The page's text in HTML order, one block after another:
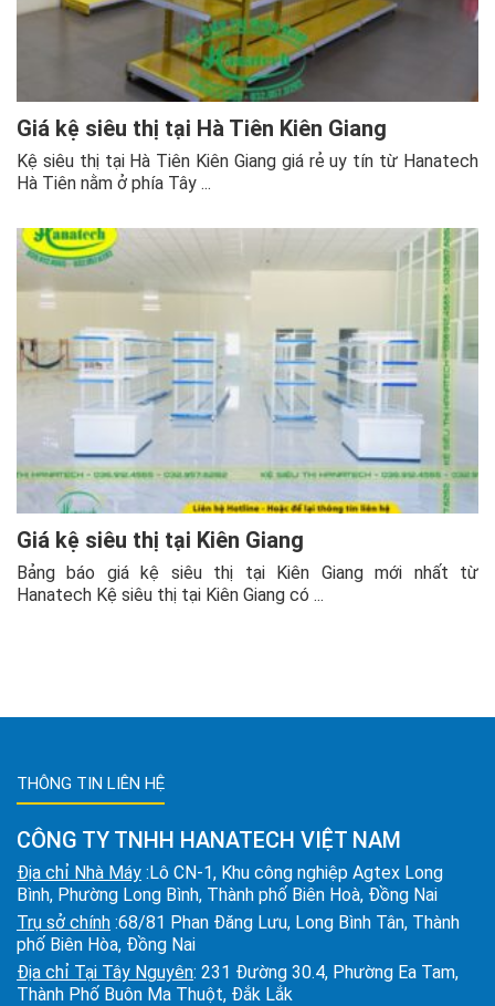
Giá kệ siêu thị tại Hà Tiên Kiên Giang
Kệ siêu thị tại Hà Tiên Kiên Giang giá rẻ uy tín từ Hanatech
Hà Tiên nằm ở phía Tây ...
Giá kệ siêu thị tại Kiên Giang
Bảng báo giá kệ siêu thị tại Kiên Giang mới nhất từ
Hanatech Kệ siêu thị tại Kiên Giang có ...
THÔNG TIN LIÊN HỆ
CÔNG TY TNHH HANATECH VIỆT NAM
Địa chỉ Nhà Máy :Lô CN-1, Khu công nghiệp Agtex Long
Bình, Phường Long Bình, Thành phố Biên Hoà, Đồng Nai
Trụ sở chính :68/81 Phan Đăng Lưu, Long Bình Tân, Thành
phố Biên Hòa, Đồng Nai
Địa chỉ Tại Tây Nguyên: 231 Đường 30.4, Phường Ea Tam,
Thành Phố Buôn Ma Thuột, Đắk Lắk